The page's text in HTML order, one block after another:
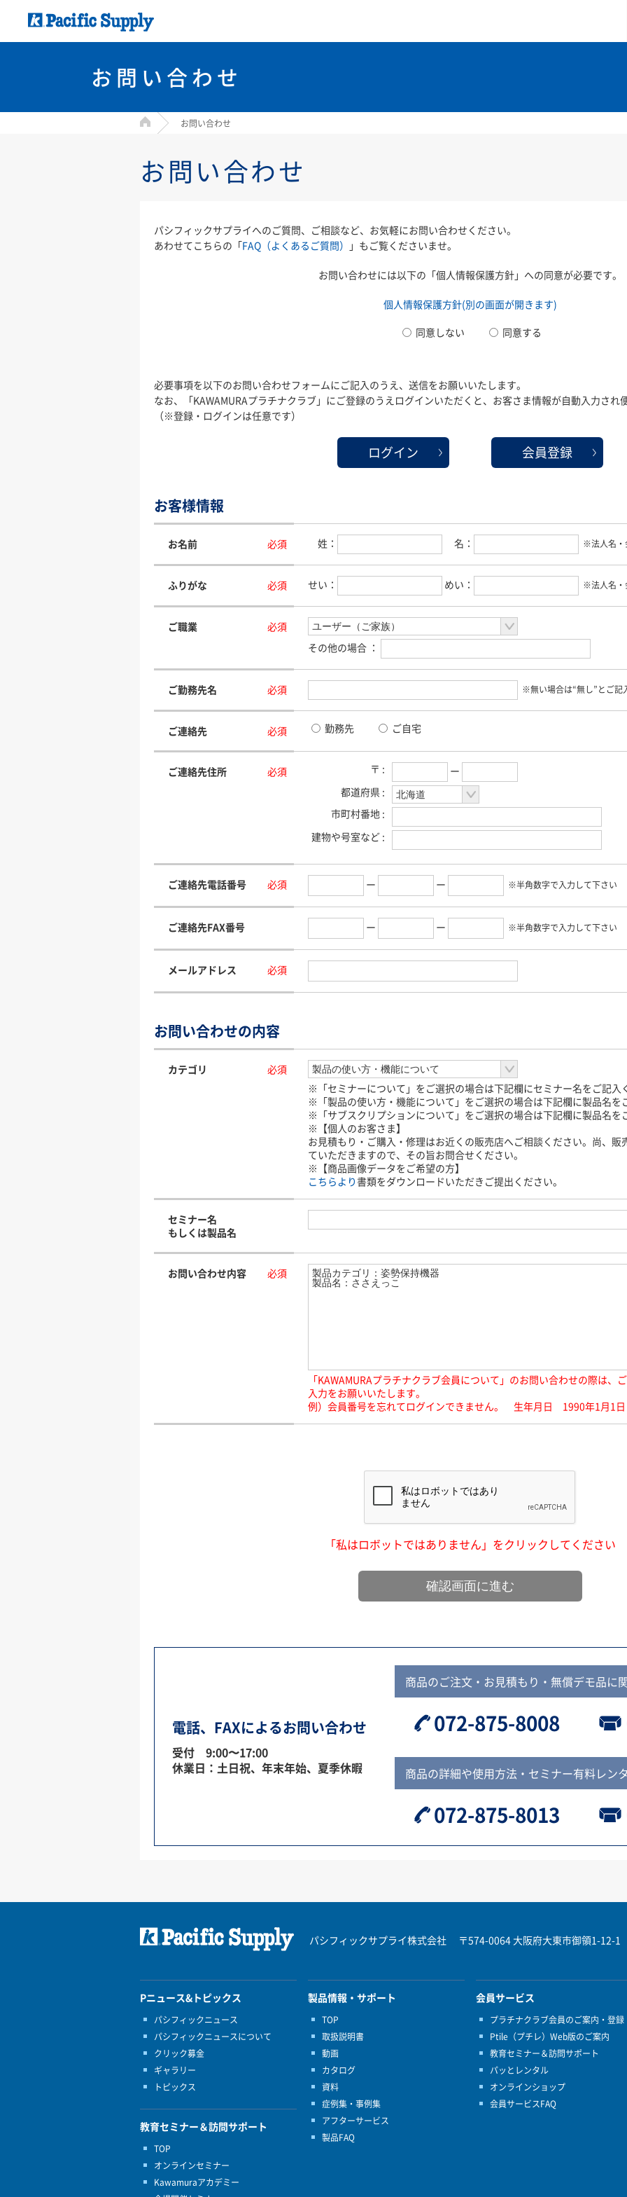
お問い合わせ
HOME お問い合わせ
お問い合わせ
パシフィックサプライへのご質問、ご相談など、お気軽にお問い合わせください。
あわせてこちらの「FAQ（よくあるご質問） 」もご覧くださいませ。
お問い合わせには以下の「個人情報保護方針」への同意が必要です。
個人情報保護方針(別の画面が開きます)
同意しない
同意する
必要事項を以下のお問い合わせフォームにご記入のうえ、送信をお願いいたします。
なお、「KAWAMURAプラチナクラブ」にご登録のうえログインいただくと、お客さま情報が自動入力され
（※登録・ログインは任意です）
ログイン 会員登録
お客様情報
お名前 必須 姓： 名： ※法人名・
ふりがな 必須 せい： めい： ※法人名・
ご職業
必須
その他の場合 ：
ご勤務先名 必須 ※無い場合は“無し”とご記
ご連絡先 必須 勤務先 ご自宅
ご連絡先住所 必須 〒 :
ー
都道府県 :
市町村番地 :
建物や号室など :
ご連絡先電話番号 必須 ー ー ※半角数字で入力して下さい
ご連絡先FAX番号 ー ー ※半角数字で入力して下さい
メールアドレス 必須
お問い合わせの内容
カテゴリ
必須
※「セミナーについて」をご選択の場合は下記欄にセミナー名をご記入
※「製品の使い方・機能について」をご選択の場合は下記欄に製品名を
※「サブスクリプションについて」をご選択の場合は下記欄に製品名を
※【個人のお客さま】
お見積もり・ご購入・修理はお近くの販売店へご相談ください。尚、販
ていただきますので、その旨お問合せください。
※【商品画像データをご希望の方】
こちらより 書類をダウンロードいただきご提出ください。
セミナー名
もしくは製品名
お問い合わせ内容 必須
「KAWAMURAプラチナクラブ会員について」のお問い合わせの際は、
入力をお願いいたします。
例）会員番号を忘れてログインできません。 生年月日 1990年1月1日
「私はロボットではありません」をクリックしてください
電話、FAXによるお問い合わせ
受付 9:00〜17:00
休業日：土日祝、年末年始、夏季休暇
商品のご注文・お見積もり・無償デモ品に
072-875-8008
商品の詳細や使用方法・セミナー有料レン
072-875-8013
パシフィックサプライ株式会社 〒574-0064 大阪府大東市御領1-12-1
Pニュース&トピックス
パシフィックニュース
パシフィックニュースについて
クリック募金
ギャラリー
トピックス
教育セミナー＆訪問サポート
TOP
オンラインセミナー
Kawamuraアカデミー
製品情報・サポート
TOP
取扱説明書
動画
カタログ
資料
症例集・事例集
アフターサービス
製品FAQ
会員サービス
プラチナクラブ会員のご案内・登録
Ptile（プチレ）Web版のご案内
教育セミナー＆訪問サポート
パッとレンタル
オンラインショップ
会員サービスFAQ